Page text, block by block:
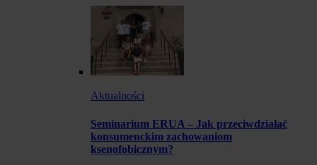
Aktualności
Seminarium ERUA – Jak przeciwdziałać
konsumenckim zachowaniom
ksenofobicznym?